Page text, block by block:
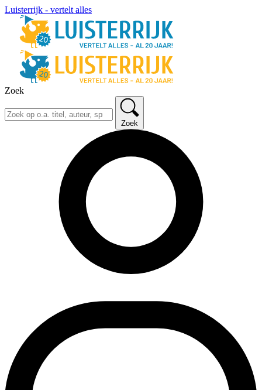
Luisterrijk - vertelt alles
Zoek
Zoek